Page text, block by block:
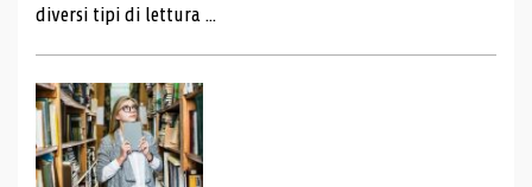
diversi tipi di lettura ...